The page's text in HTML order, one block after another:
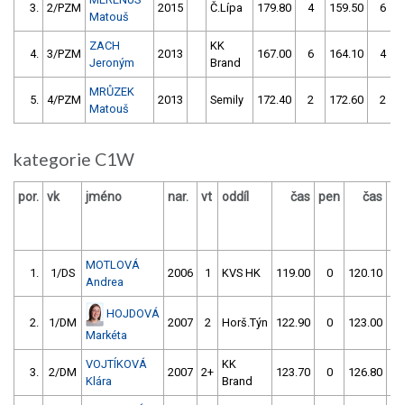
3. 2/PZM
Matouš
2015 Č.Lípa 179.80 4 159.50 6
4. 3/PZM
ZACH
Jeroným
2013
KK
Brand
167.00 6 164.10 4
5. 4/PZM
MRŮZEK
Matouš
2013 Semily 172.40 2 172.60 2
kategorie C1W
por. vk jméno nar. vt oddíl čas pen čas
1. 1/DS
MOTLOVÁ
Andrea
2006 1 KVS HK 119.00 0 120.10
2. 1/DM
HOJDOVÁ
Markéta
2007 2 Horš.Týn 122.90 0 123.00
3. 2/DM
VOJTÍKOVÁ
Klára
2007 2+
KK
Brand
123.70 0 126.80